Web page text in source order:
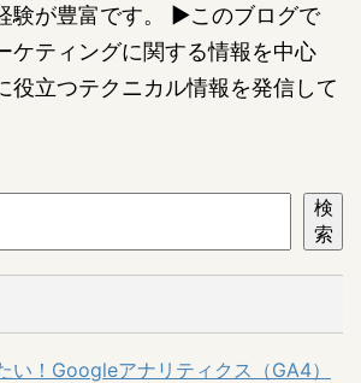
験が豊富です。 ▶︎このブログで
ケティングに関する情報を中心
役立つテクニカル情報を発信して
検
索
い！Googleアナリティクス（GA4）